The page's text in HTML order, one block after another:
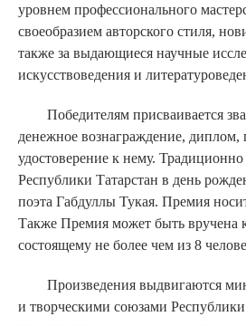
уровнем профессионального
своеобразием авторского стиля,
также за выдающиеся научные
искусствоведения и
Победителям присваивается
денежное вознаграждение, диплом,
удостоверение к нему.
Республики Татарстан в день
поэта Габдуллы Тукая. Премия
Также Премия может быть вручена
состоящему не более чем из 8
Произведения выдвигаются
и творческими союзами Республики